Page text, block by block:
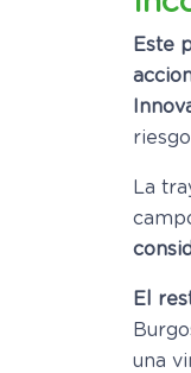
Este
La
El
una